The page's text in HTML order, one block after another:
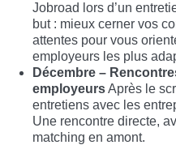
Jobroad lors d’un
but : mieux cerner vos
attentes pour vous
employeurs les plus
Décembre –
employeursAprès le
entretiens avec les
Une rencontre directe,
matching en amont.